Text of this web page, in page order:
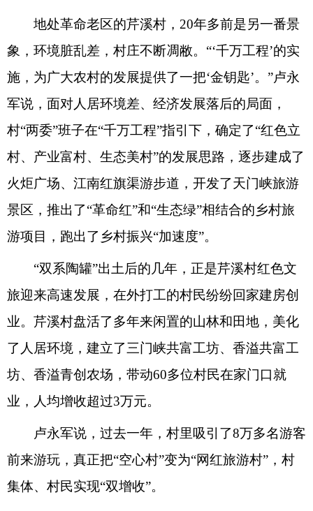
地处革命老区的芹溪村，20年多前是另一番景
象，环境脏乱差，村庄不断凋敝。“‘千万工程’的实
施，为广大农村的发展提供了一把‘金钥匙’。”卢永
军说，面对人居环境差、经济发展落后的局面，
村“两委”班子在“千万工程”指引下，确定了“红色立
村、产业富村、生态美村”的发展思路，逐步建成了
火炬广场、江南红旗渠游步道，开发了天门峡旅游
景区，推出了“革命红”和“生态绿”相结合的乡村旅
游项目，跑出了乡村振兴“加速度”。
“双系陶罐”出土后的几年，正是芹溪村红色文
旅迎来高速发展，在外打工的村民纷纷回家建房创
业。芹溪村盘活了多年来闲置的山林和田地，美化
了人居环境，建立了三门峡共富工坊、香溢共富工
坊、香溢青创农场，带动60多位村民在家门口就
业，人均增收超过3万元。
卢永军说，过去一年，村里吸引了8万多名游客
前来游玩，真正把“空心村”变为“网红旅游村”，村
集体、村民实现“双增收”。